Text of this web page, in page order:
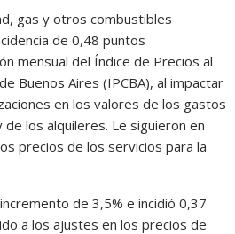
gas y otros combustibles
de 0,48 puntos
mensual del Índice de Precios al
Buenos Aires (IPCBA), al impactar
en los valores de los gastos
los alquileres. Le siguieron en
precios de los servicios para la
de 3,5% e incidió 0,37
a los ajustes en los precios de